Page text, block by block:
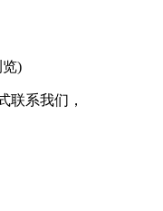
览)
联系我们，